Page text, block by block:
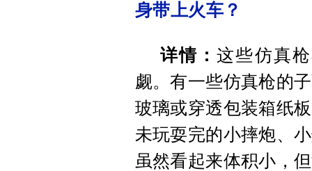
身带上火车？
详情：这些仿真
觑。有一些仿真枪的
玻璃或穿透包装箱纸
未玩耍完的小摔炮、
虽然看起来体积小，